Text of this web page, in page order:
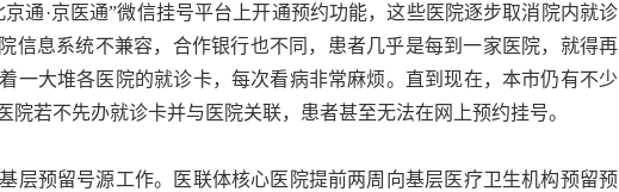
通·京医通”微信挂号平台上开通预约功能，这些医院逐步取消院内就诊
信息系统不兼容，合作银行也不同，患者几乎是每到一家医院，就得再
一大堆各医院的就诊卡，每次看病非常麻烦。直到现在，本市仍有不少
院若不先办就诊卡并与医院关联，患者甚至无法在网上预约挂号。
层预留号源工作。医联体核心医院提前两周向基层医疗卫生机构预留预